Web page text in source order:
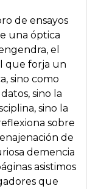
de ensayos
una óptica
el
que forja un
sino como
sino la
sino la
sobre
de
demencia
asistimos
que